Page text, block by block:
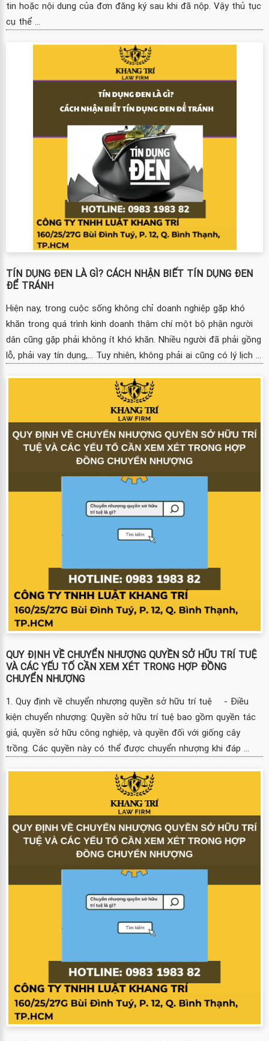
tin hoặc nội dung của đơn đăng ký sau khi đã nộp. Vậy thủ tục
cụ thể ...
TÍN DỤNG ĐEN LÀ GÌ? CÁCH NHẬN BIẾT TÍN DỤNG ĐEN
ĐỂ TRÁNH
Hiện nay, trong cuộc sống không chỉ doanh nghiệp gặp khó
khăn trong quá trình kinh doanh thậm chí một bộ phận người
dân cũng gặp phải không ít khó khăn. Nhiều người đã phải gồng
lỗ, phải vay tín dụng,... Tuy nhiên, không phải ai cũng có lý lịch ...
QUY ĐỊNH VỀ CHUYỂN NHƯỢNG QUYỀN SỞ HỮU TRÍ TUỆ
VÀ CÁC YẾU TỐ CẦN XEM XÉT TRONG HỢP ĐỒNG
CHUYỂN NHƯỢNG
1. Quy định về chuyển nhượng quyền sở hữu trí tuệ - Điều
kiện chuyển nhượng: Quyền sở hữu trí tuệ bao gồm quyền tác
giả, quyền sở hữu công nghiệp, và quyền đối với giống cây
trồng. Các quyền này có thể được chuyển nhượng khi đáp ...